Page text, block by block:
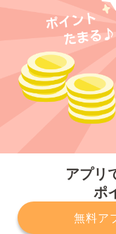
アプリ
ポ
無料ア